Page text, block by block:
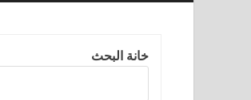
خانة البحث